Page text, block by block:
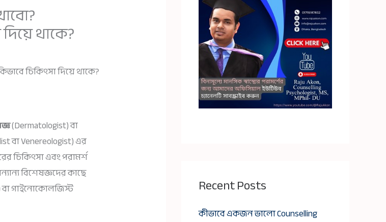
থাকে?
চিকিৎসা দিয়ে থাকে?
(Dermatologist) বা
বা Venereologist) এর
চিকিৎসা এবং পরামর্শ
বিশেষজ্ঞদের কাছে
বা গাইনোকোলজিস্ট
Recent Posts
কীভাবে একজন ভালো Counselling